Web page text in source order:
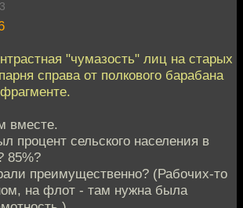
"чумазость" лиц на старых
справа от полкового барабана
вместе.
процент сельского населения в
85%?
преимущественно? (Рабочих-то
на флот - там нужна была